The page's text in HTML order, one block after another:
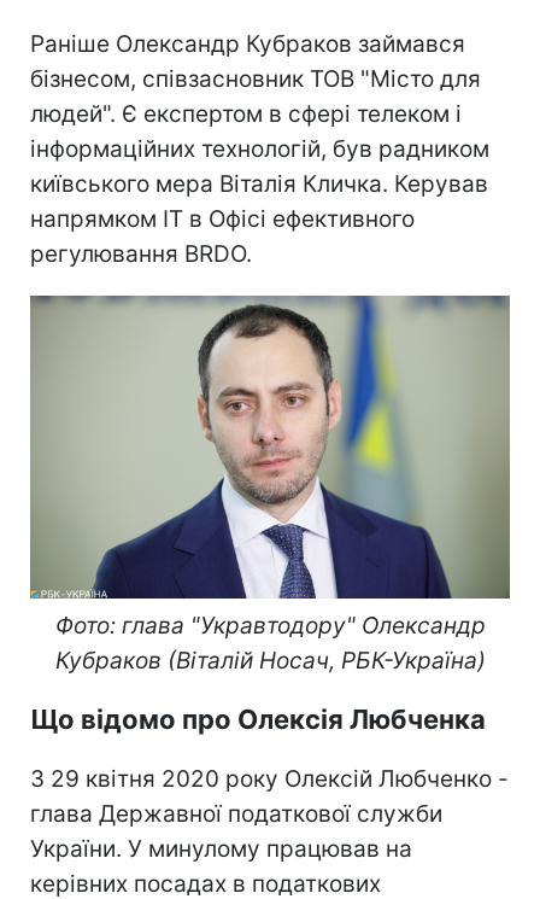
Раніше Олександр Кубраков займався
бізнесом, співзасновник ТОВ "Місто для
людей". Є експертом в сфері телеком і
інформаційних технологій, був радником
київського мера Віталія Кличка. Керував
напрямком IT в Офісі ефективного
регулювання BRDO.
Фото: глава "Укравтодору" Олександр
Кубраков (Віталій Носач, РБК-Україна)
Що відомо про Олексія Любченка
З 29 квітня 2020 року Олексій Любченко -
глава Державної податкової служби
України. У минулому працював на
керівних посадах в податкових